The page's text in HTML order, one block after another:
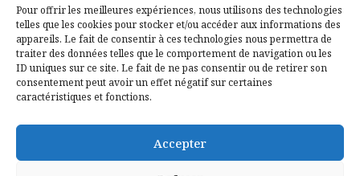
Pour offrir les meilleures expériences, nous utilisons des technologies
telles que les cookies pour stocker et/ou accéder aux informations des
appareils. Le fait de consentir à ces technologies nous permettra de
traiter des données telles que le comportement de navigation ou les
ID uniques sur ce site. Le fait de ne pas consentir ou de retirer son
consentement peut avoir un effet négatif sur certaines
caractéristiques et fonctions.
Accepter
Mentions légales
Politique de confidentialité